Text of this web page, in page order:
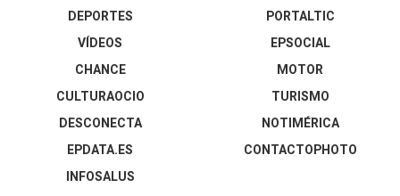
DEPORTES
VÍDEOS
PORTALTIC
EPSOCIAL
CHANCE
CULTURAOCIO
DESCONECTA
EPDATA.ES
INFOSALUS
MOTOR
TURISMO
NOTIMÉRICA
CONTACTOPHOTO